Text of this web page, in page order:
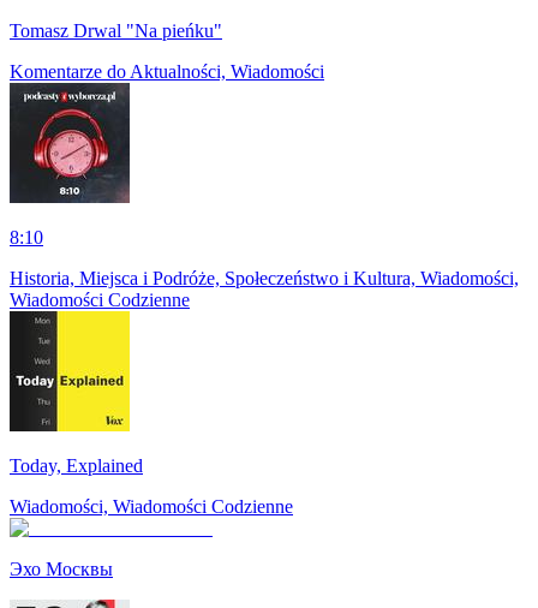
Tomasz Drwal "Na pieńku"
Komentarze do Aktualności, Wiadomości
8:10
Historia, Miejsca i Podróże, Społeczeństwo i Kultura, Wiadomości,
Wiadomości Codzienne
Today, Explained
Wiadomości, Wiadomości Codzienne
Эхо Москвы